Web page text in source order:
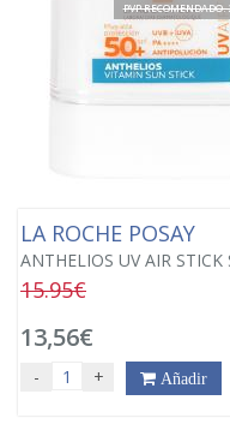
PVP
LA ROCHE POSAY
ANTHELIOS UV AIR STICK
15.95€
13,56€
- + Añadir